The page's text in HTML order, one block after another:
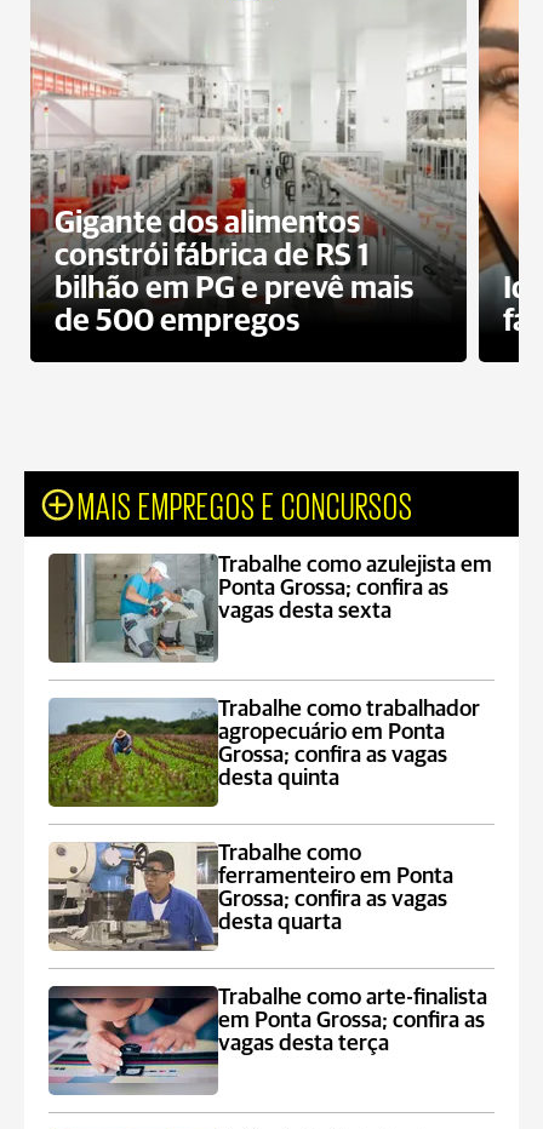
Gigante dos alimentos
constrói fábrica de RS 1
bilhão em PG e prevê mais
de 500 empregos
MAIS EMPREGOS E CONCURSOS
Trabalhe como azulejista em
Ponta Grossa; confira as
vagas desta sexta
Trabalhe como trabalhador
agropecuário em Ponta
Grossa; confira as vagas
desta quinta
Trabalhe como
ferramenteiro em Ponta
Grossa; confira as vagas
desta quarta
Trabalhe como arte-finalista
em Ponta Grossa; confira as
vagas desta terça